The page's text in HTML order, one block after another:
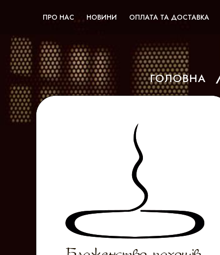
ПРО НАС НОВИНИ ОПЛАТА ТА ДОСТАВКА
ГОЛОВНА